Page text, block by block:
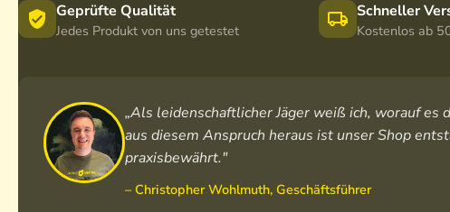
Geprüfte Qualität
Jedes Produkt von uns getestet
Schneller
Kostenlos ab
„Als leidenschaftlicher Jäger weiß ich, worauf
aus diesem Anspruch heraus ist unser Shop
praxisbewährt."
– Christopher Wohlmuth, Geschäftsführer